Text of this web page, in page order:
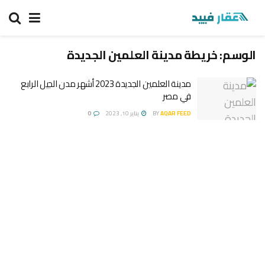
الوسم:خريطة مدينة العلمين الجديدة
مدينة العلمين الجديدة 2023 أشهر مدن الجيل الرابع
في مصر
BYAQAR FEED يناير 10, 2023